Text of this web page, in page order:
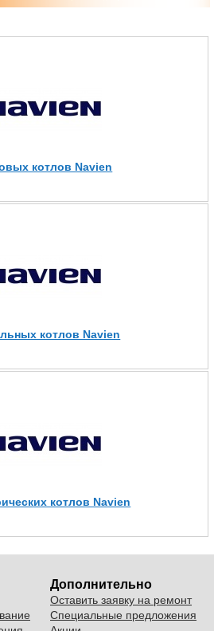
котлов Navien
котлов Navien
котлов Navien
Дополнительно
Оставить заявку на ремонт
Специальные предложения